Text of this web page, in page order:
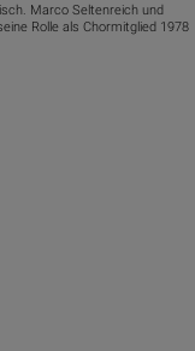
Marco Seltenreich und
Rolle als Chormitglied 1978